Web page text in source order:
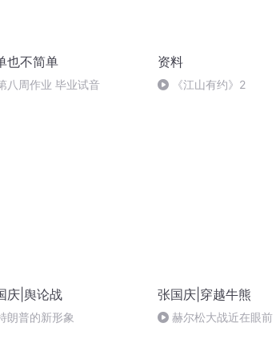
也不简单
八周作业 毕业试音
资料
《江山有约》2
庆|舆论战
朗普的新形象
张国庆|穿越牛熊
赫尔松大战近在眼前